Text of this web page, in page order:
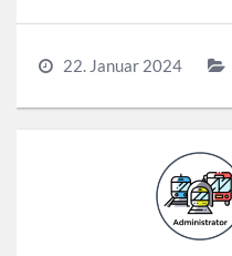
22. Januar 2024